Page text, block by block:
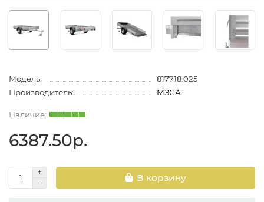
Модель:
817718.025
Производитель:
МЗСА
6387.50р.
В корзину